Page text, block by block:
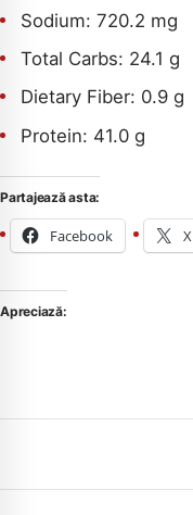
Sodium:720.2 mg
Total Carbs: 24.1 g
Dietary Fiber: 0.9 g
Protein: 41.0 g
Partajează asta:
Facebook X
Apreciază: